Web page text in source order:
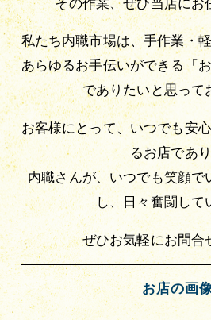
その作業、ぜひ当店にお
私たち内職市場は、手作業・
あらゆるお手伝いができる「
でありたいと思って
お客様にとって、いつでも安
るお店であ
内職さんが、いつでも笑顔で
し、日々奮闘して
ぜひお気軽にお問合
お店の画